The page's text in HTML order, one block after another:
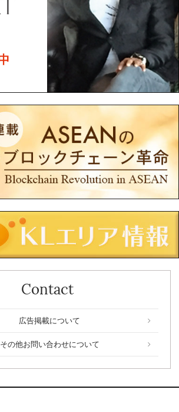
Contact
広告掲載について
その他お問い合わせについて